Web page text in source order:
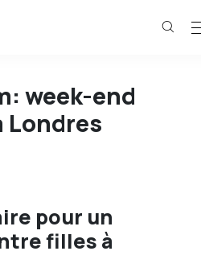
week-end
Londres
pour un
filles à